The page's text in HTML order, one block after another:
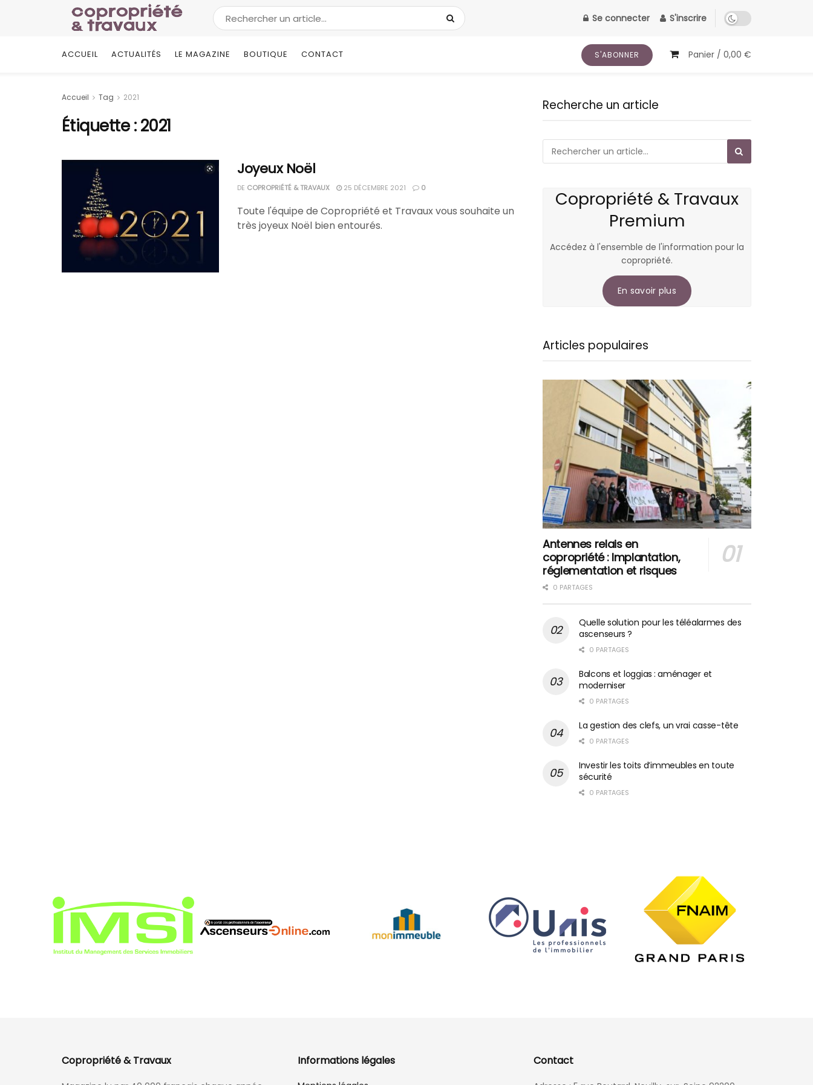
Se connecter S'inscrire
ACCUEIL ACTUALITÉS LE MAGAZINE BOUTIQUE CONTACT S'ABONNER Panier / 0,00 €
Accueil Tag 2021
Étiquette :2021
Joyeux Noël
DE COPROPRIÉTÉ & TRAVAUX 25 DÉCEMBRE 2021 0
Toute l'équipe de Copropriété et Travaux vous souhaite un
très joyeux Noël bien entourés.
Recherche un article
Copropriété & Travaux
Premium
Accédez à l'ensemble de l'information pour la
copropriété.
En savoir plus
Articles populaires
Antennes relais en
copropriété : Implantation,
réglementation et risques
0 PARTAGES
Quelle solution pour les téléalarmes des
ascenseurs ?
0 PARTAGES
Balcons et loggias : aménager et
moderniser
0 PARTAGES
La gestion des clefs, un vrai casse-tête
0 PARTAGES
Investir les toits d’immeubles en toute
sécurité
0 PARTAGES
Copropriété & Travaux Informations légales Contact